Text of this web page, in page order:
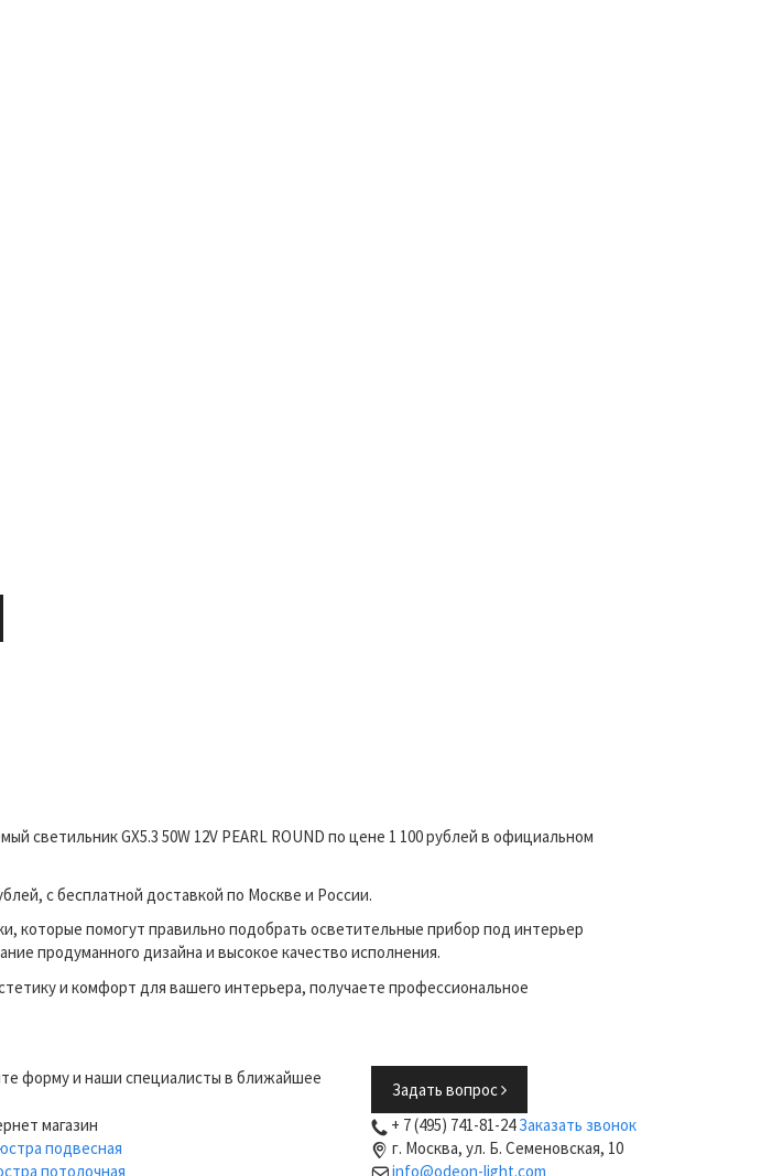
светильник GX5.3 50W 12V PEARL ROUND по цене 1 100 рублей в официальном
с бесплатной доставкой по Москве и России.
которые помогут правильно подобрать осветительные прибор под интерьер
продуманного дизайна и высокое качество исполнения.
и комфорт для вашего интерьера, получаете профессиональное
форму и наши специалисты в ближайшее
Задать вопрос
магазин
подвесная
потолочная
+ 7 (495) 741-81-24Заказать звонок
г. Москва, ул. Б. Семеновская, 10
info@odeon-light.com